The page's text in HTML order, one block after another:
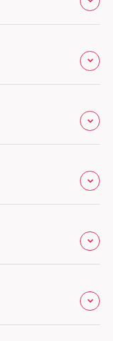
ス川口元郷
ター
（うめちか）
田
ズ福岡もも
分府内町